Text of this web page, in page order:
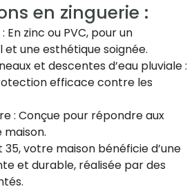
en zinguerie :
En zinc ou PVC, pour un
une esthétique soignée.
et descentes d’eau pluviale :
efficace contre les
: Conçue pour répondre aux
votre maison bénéficie d’une
et durable, réalisée par des